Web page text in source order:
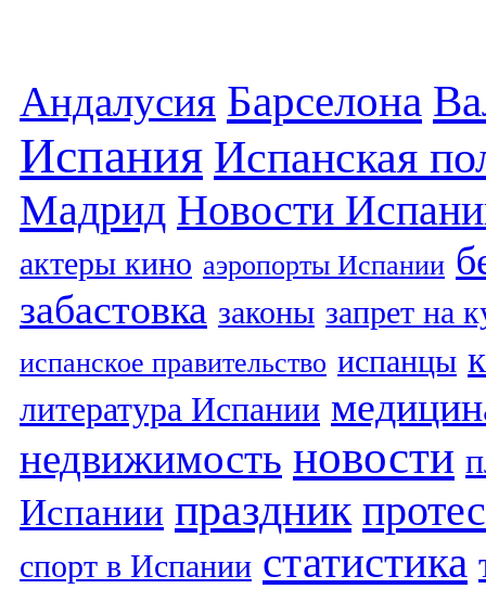
Андалусия Барселона
Испания Испанская
Мадрид Новости
актеры кино аэропорты Испании
забастовка законы запрет на
испанское правительство испанцы
литература Испании
недвижимость новости
Испании праздник
спорт в Испании статистика